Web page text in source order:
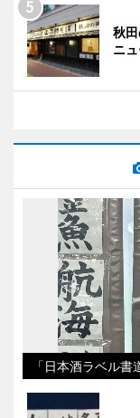
秋
ニ
「日本酒ラベル